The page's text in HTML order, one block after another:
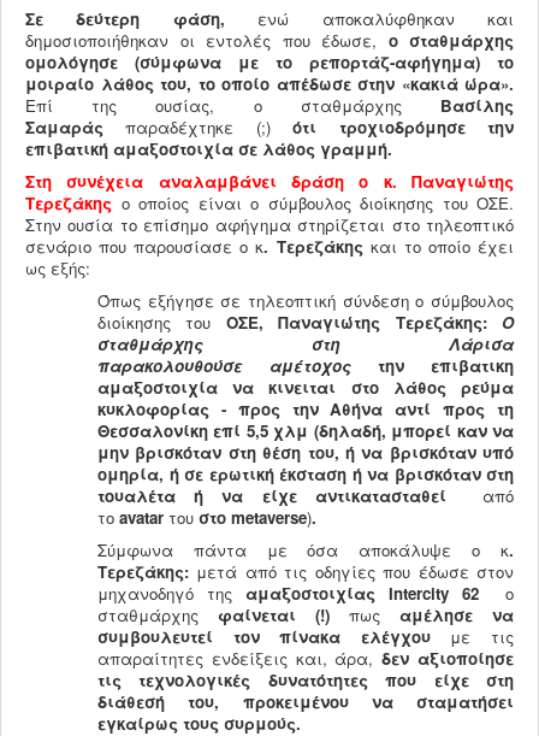
Σε δεύτερη φάση, ενώ αποκαλύφθηκαν και
δημοσιοποιήθηκαν οι εντολές που έδωσε, ο σταθμάρχης
ομολόγησε (σύμφωνα με το ρεπορτάζ-αφήγημα) το
μοιραίο λάθος του, το οποίο απέδωσε στην «κακιά ώρα».
Επί της ουσίας, ο σταθμάρχης Βασίλης
Σαμαράς παραδέχτηκε (;)
ότι τροχιοδρόμησε την
επιβατική αμαξοστοιχία σε λάθος γραμμή.
Στη συνέχεια αναλαμβάνει δράση ο κ. Παναγιώτης
Τερεζάκης ο οποίος είναι ο σύμβουλος διοίκησης του ΟΣΕ.
Στην ουσία το επίσημο αφήγημα στηρίζεται στο τηλεοπτικό
σενάριο που παρουσίασε ο κ. Τερεζάκης και το οποίο έχει
ως εξής:
Όπως εξήγησε σε τηλεοπτική σύνδεση ο σύμβουλος
διοίκησης του ΟΣΕ, Παναγιώτης Τερεζάκης: Ο
σταθμάρχης στη Λάρισα
παρακολουθούσε αμέτοχος την επιβατικη
αμαξοστοιχία να κινειται στο λάθος ρεύμα
κυκλοφορίας - προς την Αθήνα αντί προς τη
Θεσσαλονίκη επί 5,5 χλμ (δηλαδή, μπορεί καν να
μην βρισκόταν στη θέση του, ή να βρισκόταν υπό
ομηρία, ή σε ερωτική έκσταση ή να βρισκόταν στη
τουαλέτα ή να είχε αντικατασταθεί
από
το avatar του στο metaverse).
Σύμφωνα πάντα με όσα αποκάλυψε ο κ.
Τερεζάκης: μετά από τις οδηγίες που έδωσε στον
μηχανοδηγό της αμαξοστοιχίας Intercity 62 ο
σταθμάρχης
φαίνεται (!) πως
αμέλησε να
συμβουλευτεί τον πίνακα ελέγχουμε τις
απαραίτητες ενδείξεις και, άρα, δεν αξιοποίησε
τις τεχνολογικές δυνατότητες που είχε στη
διάθεσή του, προκειμένου να σταματήσει
εγκαίρως τους συρμούς.